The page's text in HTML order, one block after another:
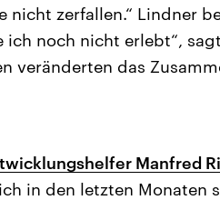
nicht zerfallen.“ Lindner
ich noch nicht erlebt“,
veränderten das
Manfred
in den letzten Monaten